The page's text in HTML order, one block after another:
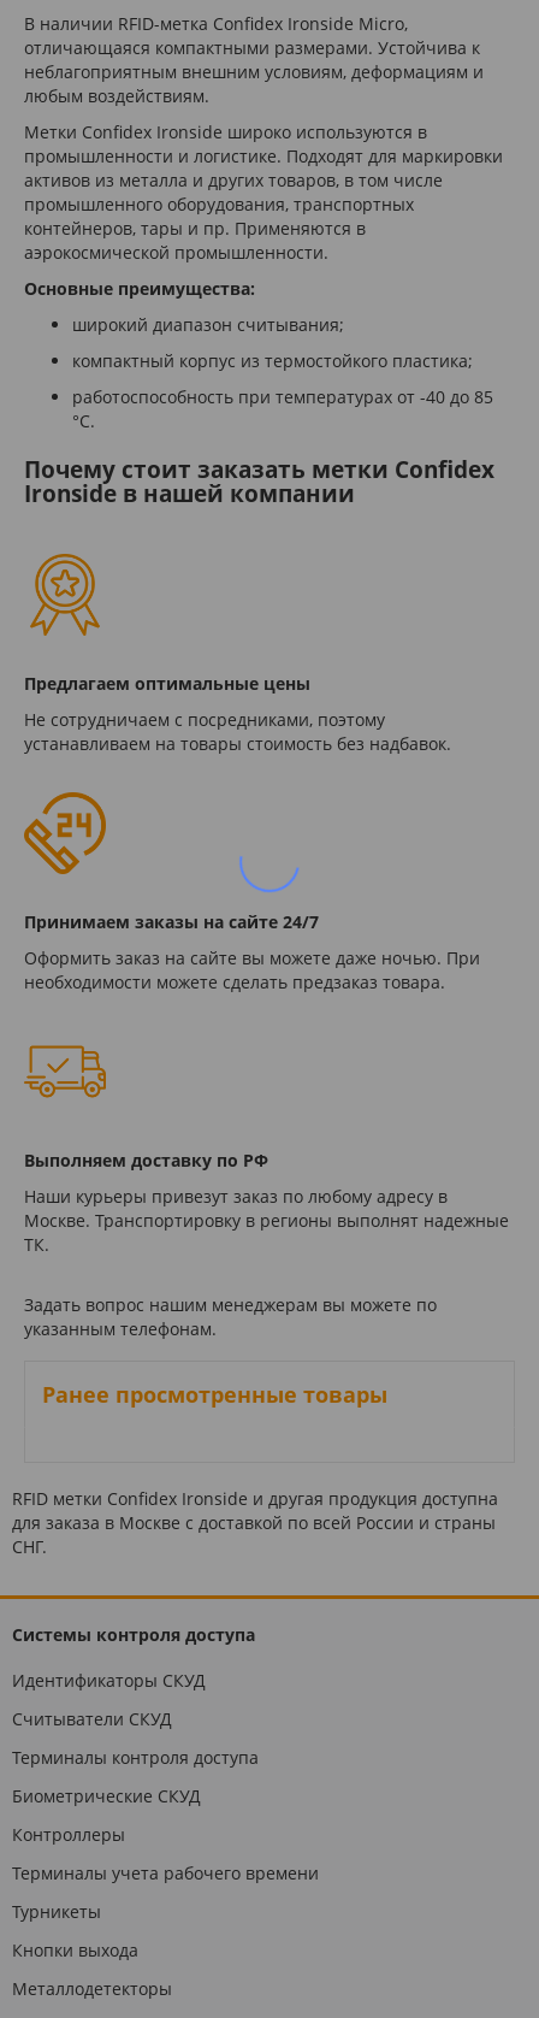
В наличии RFID-метка Confidex Ironside Micro,
отличающаяся компактными размерами. Устойчива к
неблагоприятным внешним условиям, деформациям и
любым воздействиям.
Метки Confidex Ironside широко используются в
промышленности и логистике. Подходят для маркировки
активов из металла и других товаров, в том числе
промышленного оборудования, транспортных
контейнеров, тары и пр. Применяются в
аэрокосмической промышленности.
Основные преимущества:
широкий диапазон считывания;
компактный корпус из термостойкого пластика;
работоспособность при температурах от -40 до 85
°C.
Почему стоит заказать метки Confidex
Ironside в нашей компании
Предлагаем оптимальные цены
Не сотрудничаем с посредниками, поэтому
устанавливаем на товары стоимость без надбавок.
Принимаем заказы на сайте 24/7
Оформить заказ на сайте вы можете даже ночью. При
необходимости можете сделать предзаказ товара.
Выполняем доставку по РФ
Наши курьеры привезут заказ по любому адресу в
Москве. Транспортировку в регионы выполнят надежные
ТК.
Задать вопрос нашим менеджерам вы можете по
указанным телефонам.
Ранее просмотренные товары
RFID метки Confidex Ironside и другая продукция доступна
для заказа в Москве с доставкой по всей России и страны
СНГ.
Системы контроля доступа
Идентификаторы СКУД
Считыватели СКУД
Терминалы контроля доступа
Биометрические СКУД
Контроллеры
Терминалы учета рабочего времени
Турникеты
Кнопки выхода
Металлодетекторы